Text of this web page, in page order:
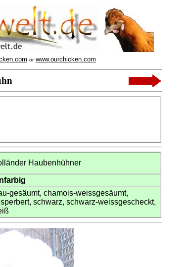
or www.ourchicken.com
Haubenhühner
gesäumt, chamois-weissgesäumt,
schwarz, schwarz-weissgescheckt,